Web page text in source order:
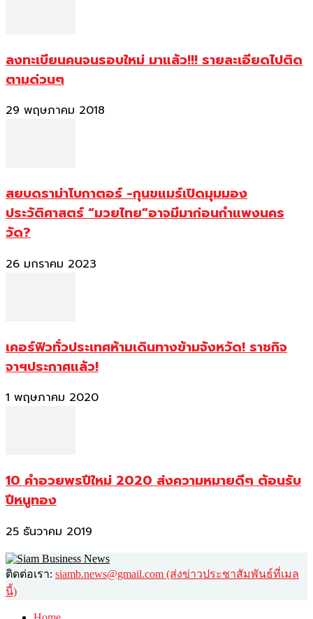
ลงทะเบียนคนจนรอบใหม่ มาแล้ว!!! รายละเอียดไปติด
ตามด่วนๆ
29 พฤษภาคม 2018
สยบดราม่าโบกาตอร์ -กุนขแมร์เปิดมุมมอง
ประวัติศาสตร์ “มวยไทย”อาจมีมาก่อนกำแพงนคร
วัด?
26 มกราคม 2023
เคอร์ฟิวทั่วประเทศห้ามเดินทางข้ามจังหวัด! ราชกิจ
จาฯประกาศแล้ว!
1 พฤษภาคม 2020
10 คำอวยพรปีใหม่ 2020 ส่งความหมายดีๆ ต้อนรับ
ปีหนูทอง
25 ธันวาคม 2019
ติดต่อเรา: siamb.news@gmail.com (ส่งข่าวประชาสัมพันธ์ที่เมล
นี้)